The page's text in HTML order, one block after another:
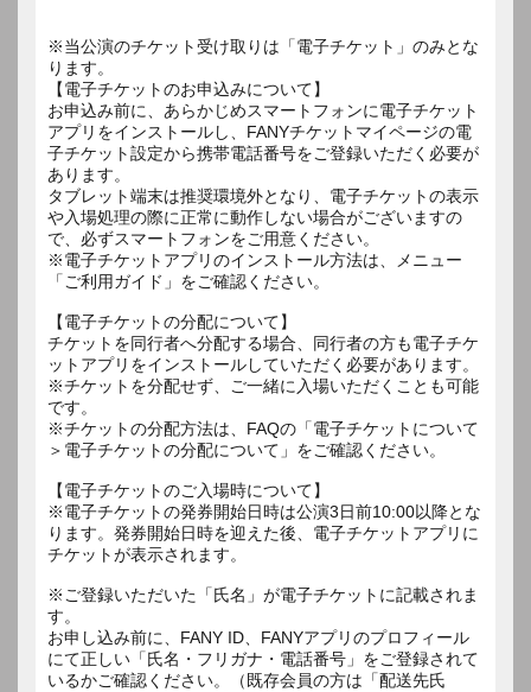
※当公演のチケット受け取りは「電子チケット」のみとな
ります。
【電子チケットのお申込みについて】
お申込み前に、あらかじめスマートフォンに電子チケット
アプリをインストールし、FANYチケットマイページの電
子チケット設定から携帯電話番号をご登録いただく必要が
あります。
タブレット端末は推奨環境外となり、電子チケットの表示
や入場処理の際に正常に動作しない場合がございますの
で、必ずスマートフォンをご用意ください。
※電子チケットアプリのインストール方法は、メニュー
「ご利用ガイド」をご確認ください。
【電子チケットの分配について】
チケットを同行者へ分配する場合、同行者の方も電子チケ
ットアプリをインストールしていただく必要があります。
※チケットを分配せず、ご一緒に入場いただくことも可能
です。
※チケットの分配方法は、FAQの「電子チケットについて
＞電子チケットの分配について」をご確認ください。
【電子チケットのご入場時について】
※電子チケットの発券開始日時は公演3日前10:00以降とな
ります。発券開始日時を迎えた後、電子チケットアプリに
チケットが表示されます。
※ご登録いただいた「氏名」が電子チケットに記載されま
す。
お申し込み前に、FANY ID、FANYアプリのプロフィール
にて正しい「氏名・フリガナ・電話番号」をご登録されて
いるかご確認ください。（既存会員の方は「配送先氏